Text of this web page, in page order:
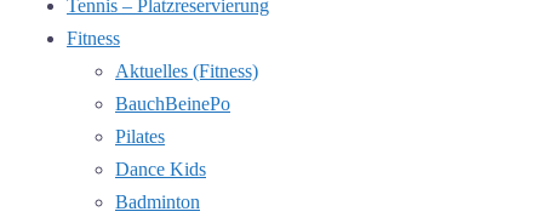
Tennis – Platzreservierung
Fitness
Aktuelles (Fitness)
BauchBeinePo
Pilates
Dance Kids
Badminton